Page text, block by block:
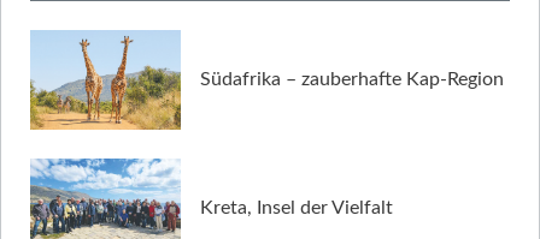
Südafrika – zauberhafte Kap-Region
Kreta, Insel der Vielfalt